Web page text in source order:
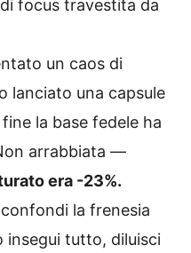
focus travestita da
un caos di
lanciato una capsule
la base fedele ha
arrabbiata —
era -23%.
la frenesia
insegui tutto, diluisci